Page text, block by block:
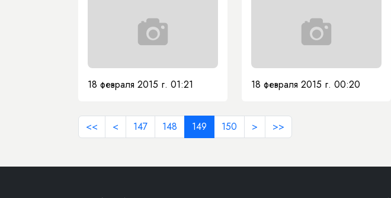
18 февраля 2015 г. 01:21 18 февраля 2015 г. 00:20
<< < 147 148 149 150 > >>